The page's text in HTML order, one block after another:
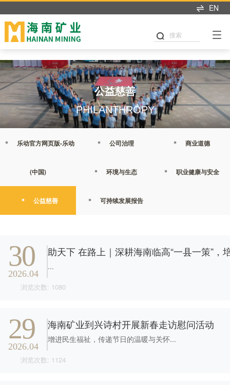
乐动官方网页版 EN
搜索
公益慈善
PHILANTHROPY
乐动官方网页版-乐动
(中国)
公司治理 商业道德
环境与生态 职业健康与安全
公益慈善 可持续发展报告
30
2026.04
助天下 在路上｜深耕海南临高“一县一策”，
...
浏览次数: 1080
29
2026.04
海南矿业到兴诗村开展新春走访慰问活动
增进民生福祉，传递节日的温暖与关怀...
浏览次数: 1124
最新新闻